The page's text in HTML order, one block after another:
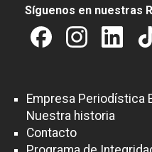
Síguenos en nuestras
Empresa Periodística
Nuestra historia
Contacto